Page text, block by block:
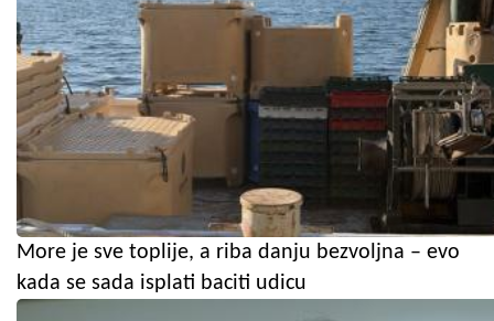
More je sve toplije, a riba danju bezvoljna – evo
kada se sada isplati baciti udicu